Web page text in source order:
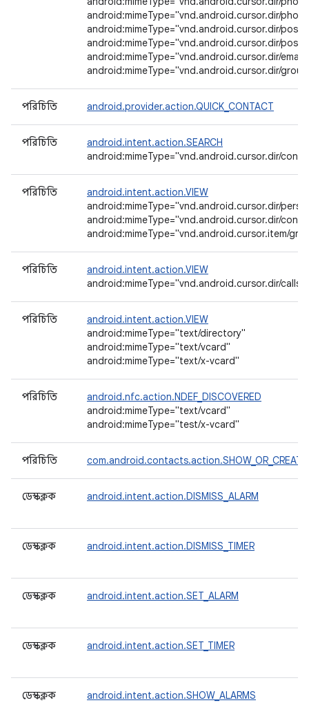
android:mimeType="vnd.android.cursor.dir/
android:mimeType="vnd.android.cursor.dir/
android:mimeType="vnd.android.cursor.dir/
android:mimeType="vnd.android.cursor.dir/
android:mimeType="vnd.android.cursor.dir/
পরিচিতি android.provider.action.QUICK_CONTACT
পরিচিতি
android.intent.action.SEARCH
android:mimeType="vnd.android.cursor.dir/
পরিচিতি
android.intent.action.VIEW
android:mimeType="vnd.android.cursor.dir/
android:mimeType="vnd.android.cursor.dir/
android:mimeType="vnd.android.cursor.item/
পরিচিতি
android.intent.action.VIEW
android:mimeType="vnd.android.cursor.dir/calls"
পরিচিতি
android.intent.action.VIEW
android:mimeType="text/directory"
android:mimeType="text/vcard"
android:mimeType="text/x-vcard"
পরিচিতি
android.nfc.action.NDEF_DISCOVERED
android:mimeType="text/vcard"
android:mimeType="test/x-vcard"
পরিচিতি
ডেস্কক্লক android.intent.action.DISMISS_ALARM
ডেস্কক্লক android.intent.action.DISMISS_TIMER
ডেস্কক্লক android.intent.action.SET_ALARM
ডেস্কক্লক android.intent.action.SET_TIMER
ডেস্কক্লক android.intent.action.SHOW_ALARMS